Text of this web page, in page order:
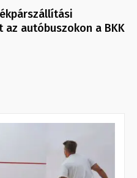
az autóbuszokon a BKK